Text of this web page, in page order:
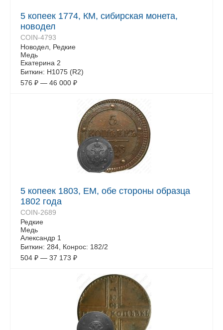
5 копеек 1774, КМ, сибирская монета,
новодел
COIN-4793
Новодел, Редкие
Медь
Екатерина 2
Биткин: Н1075 (R2)
576 ₽ — 46 000 ₽
5 копеек 1803, ЕМ, обе стороны образца
1802 года
COIN-2689
Редкие
Медь
Александр 1
Биткин: 284, Конрос: 182/2
504 ₽ — 37 173 ₽